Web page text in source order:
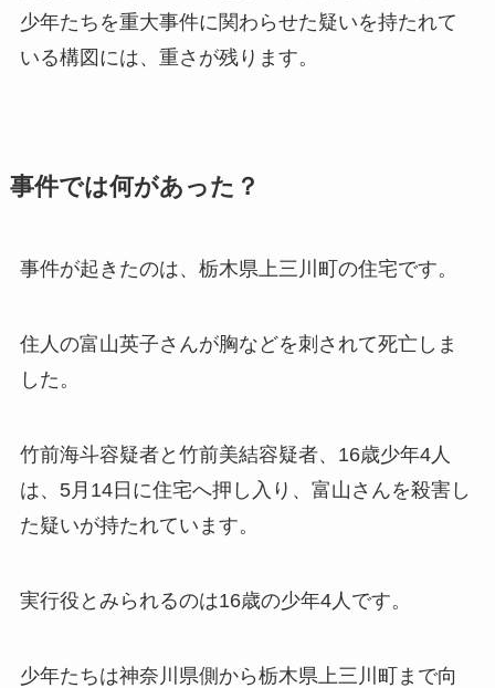
少年たちを重大事件に関わらせた疑いを持たれて
いる構図には、重さが残ります。
事件では何があった？
事件が起きたのは、栃木県上三川町の住宅です。
住人の富山英子さんが胸などを刺されて死亡しま
した。
竹前海斗容疑者と竹前美結容疑者、16歳少年4人
は、5月14日に住宅へ押し入り、富山さんを殺害し
た疑いが持たれています。
実行役とみられるのは16歳の少年4人です。
少年たちは神奈川県側から栃木県上三川町まで向